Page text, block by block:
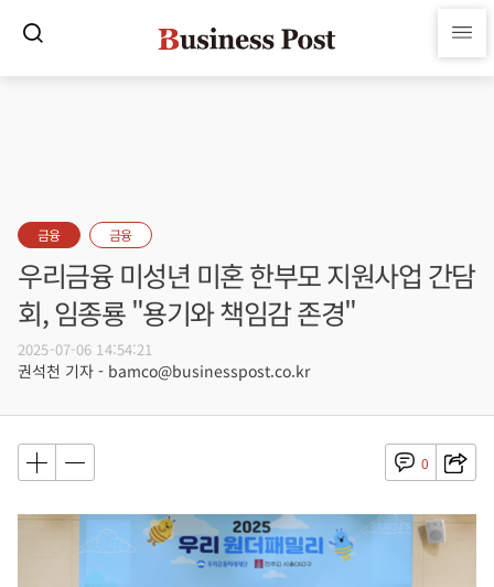
금융 금융
우리금융 미성년 미혼 한부모 지원사업 간담
회, 임종룡 "용기와 책임감 존경"
2025-07-06 14:54:21
권석천 기자 - bamco@businesspost.co.kr
0